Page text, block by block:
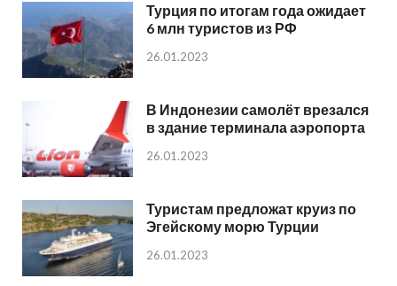
Турция по итогам года ожидает
6 млн туристов из РФ
26.01.2023
В Индонезии самолёт врезался
в здание терминала аэропорта
26.01.2023
Туристам предложат круиз по
Эгейскому морю Турции
26.01.2023